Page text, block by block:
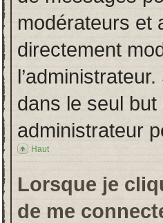
modérateurs et
directement
dans le seul
administrateur
Haut
Lorsque je
de me